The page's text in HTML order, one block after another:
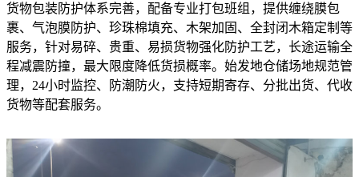
货物包装防护体系完善，配备专业打包班组，提供缠绕膜包
裹、气泡膜防护、珍珠棉填充、木架加固、全封闭木箱定制等
服务，针对易碎、贵重、易损货物强化防护工艺，长途运输全
程减震防撞，最大限度降低货损概率。始发地仓储场地规范管
理，24小时监控、防潮防火，支持短期寄存、分批出货、代收
货物等配套服务。